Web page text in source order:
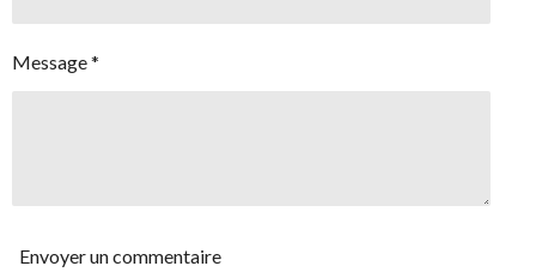
Message *
Envoyer un commentaire